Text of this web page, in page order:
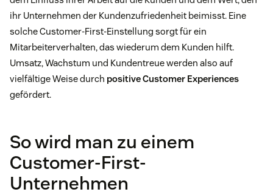
ihr Unternehmen der Kundenzufriedenheit beimisst. Eine
solche Customer-First-Einstellung sorgt für ein
Mitarbeiterverhalten, das wiederum dem Kunden hilft.
Umsatz, Wachstum und Kundentreue werden also auf
vielfältige Weise durch positive Customer Experiences
gefördert.
So wird man zu einem
Customer-First-
Unternehmen